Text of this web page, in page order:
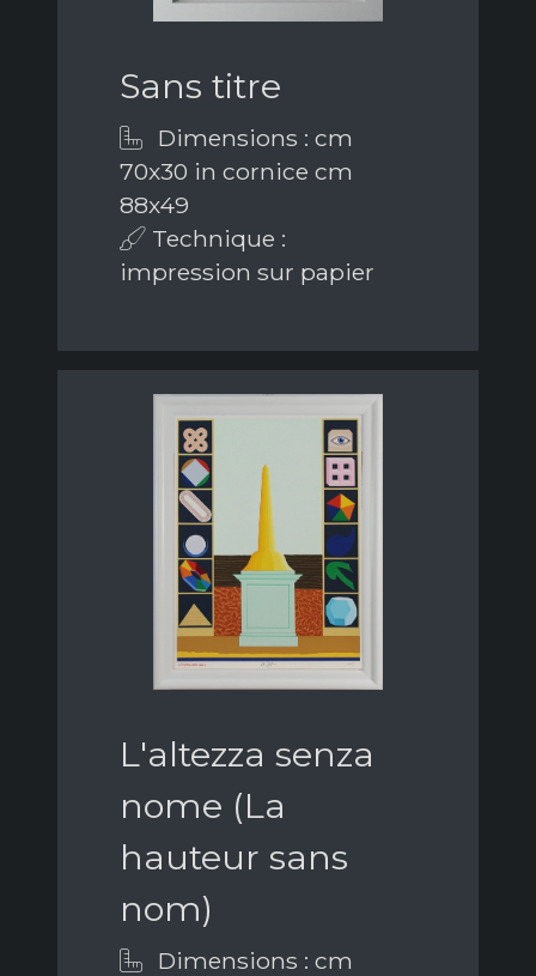
Sans titre
Dimensions : cm
70x30 in cornice cm
88x49
Technique :
impression sur papier
L'altezza senza
nome (La
hauteur sans
nom)
Dimensions : cm